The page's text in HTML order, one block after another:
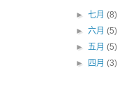
►七月(8)
►六月(5)
►五月(5)
►
四月(3)